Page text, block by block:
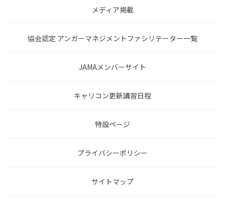
メディア掲載
協会認定 アンガーマネジメントファシリテーター一覧
JAMAメンバーサイト
キャリコン更新講習日程
特設ページ
プライバシーポリシー
サイトマップ